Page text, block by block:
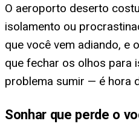
O aeroporto deserto
isolamento ou
que você vem adiando, e
que fechar os olhos para
problema sumir — é hora
Sonhar que perde o